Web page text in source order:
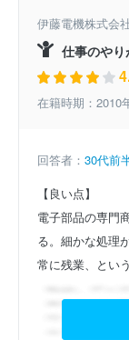
伊藤電機株式会
仕事のやり
在籍時期：2010
回答者： 30代前
【良い点】
電子部品の専門
る。細かな処理
常に残業、とい